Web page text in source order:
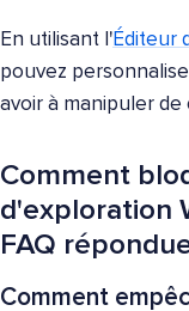
En utilisant l'Éditeur
pouvez
avoir à manipuler de
Comment
d'exploration
FAQ
Comment